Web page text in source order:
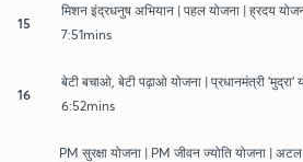
15
मिशन इंद्रधनुष अभियान | पहल योजना | ह्रदय
7:51mins
16
बेटी बचाओ, बेटी पढ़ाओ योजना | प्रधानमंत्री 'मुद्रा'
6:52mins
PM सुरक्षा योजना | PM जीवन ज्योति योजना |